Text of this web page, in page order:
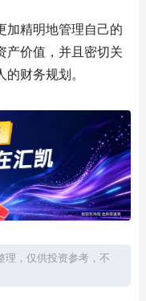
加精明地管理自己的
产价值，并且密切关
财务规划。
理，仅供投资参考，不